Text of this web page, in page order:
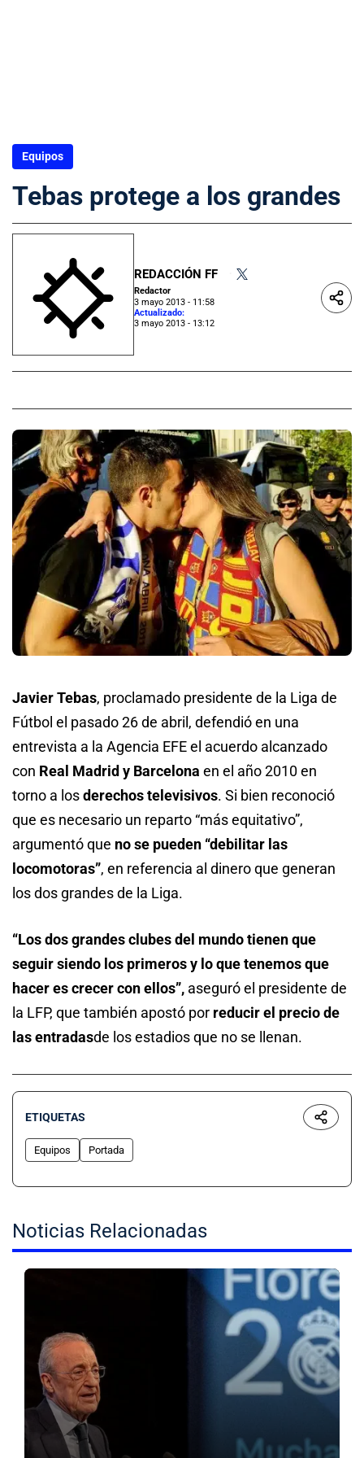
Equipos
Tebas protege a los grandes
REDACCIÓN FF
Redactor
3 mayo 2013 - 11:58
Actualizado:
3 mayo 2013 - 13:12
Javier Tebas, proclamado presidente de la Liga de
Fútbol el pasado 26 de abril, defendió en una
entrevista a la Agencia EFE el acuerdo alcanzado
con Real Madrid y Barcelona en el año 2010 en
torno a losderechos televisivos. Si bien reconoció
que es necesario un reparto “más equitativo”,
argumentó que no se pueden “debilitar las
locomotoras”, en referencia al dinero que generan
los dos grandes de la Liga.
“Los dos grandes clubes del mundo tienen que
seguir siendo los primeros y lo que tenemos que
hacer es crecer con ellos”, aseguró el presidente de
la LFP, que también apostó por reducir el precio de
las entradasde los estadios que no se llenan.
ETIQUETAS
Equipos Portada
Noticias Relacionadas